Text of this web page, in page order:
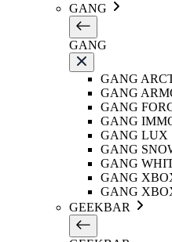
GANG
GANG
GANG
GANG
GANG
GANG
GANG LUX
GANG
GANG
GANG
GANG
GEEKBAR